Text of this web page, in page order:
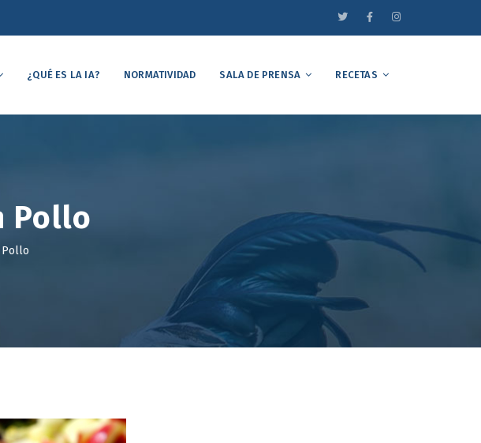
¿QUÉ ES LA IA? NORMATIVIDAD SALA DE PRENSA RECETAS
Pollo
Pollo